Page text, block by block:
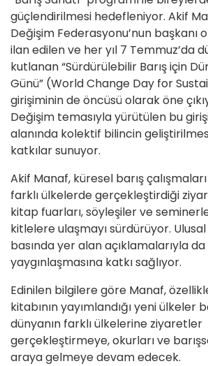
güçlendirilmesi hedefleniyor. Akif
Değişim Federasyonu’nun başkanı
ilan edilen ve her yıl 7 Temmuz’da
kutlanan “Sürdürülebilir Barış için
Günü” (World Change Day for
girişiminin de öncüsü olarak öne
Değişim temasıyla yürütülen bu
alanında kolektif bilincin
katkılar sunuyor.
Akif Manaf, küresel barış
farklı ülkelerde gerçekleştirdiği
kitap fuarları, söyleşiler ve
kitlelere ulaşmayı sürdürüyor.
basında yer alan açıklamalarıyla
yaygınlaşmasına katkı sağlıyor.
Edinilen bilgilere göre Manaf,
kitabının yayımlandığı yeni ülkeler
dünyanın farklı ülkelerine ziyaretler
gerçekleştirmeye, okurları ve
araya gelmeye devam edecek.